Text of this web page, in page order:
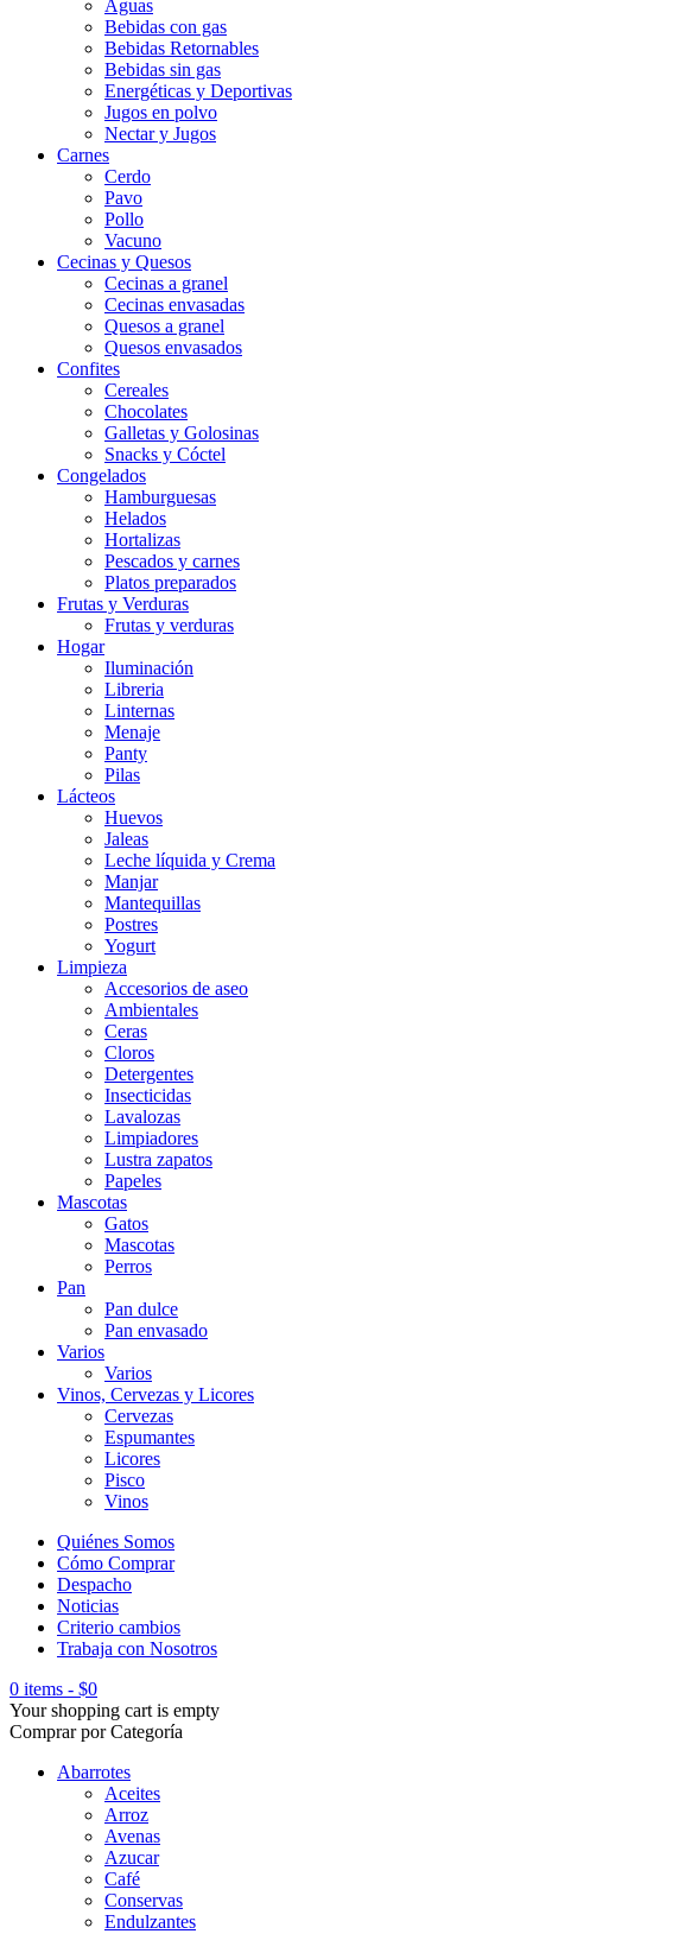
Aguas
Bebidas con gas
Bebidas Retornables
Bebidas sin gas
Energéticas y Deportivas
Jugos en polvo
Nectar y Jugos
Carnes
Cerdo
Pavo
Pollo
Vacuno
Cecinas y Quesos
Cecinas a granel
Cecinas envasadas
Quesos a granel
Quesos envasados
Confites
Cereales
Chocolates
Galletas y Golosinas
Snacks y Cóctel
Congelados
Hamburguesas
Helados
Hortalizas
Pescados y carnes
Platos preparados
Frutas y Verduras
Frutas y verduras
Hogar
Iluminación
Libreria
Linternas
Menaje
Panty
Pilas
Lácteos
Huevos
Jaleas
Leche líquida y Crema
Manjar
Mantequillas
Postres
Yogurt
Limpieza
Accesorios de aseo
Ambientales
Ceras
Cloros
Detergentes
Insecticidas
Lavalozas
Limpiadores
Lustra zapatos
Papeles
Mascotas
Gatos
Mascotas
Perros
Pan
Pan dulce
Pan envasado
Varios
Varios
Vinos, Cervezas y Licores
Cervezas
Espumantes
Licores
Pisco
Vinos
Quiénes Somos
Cómo Comprar
Despacho
Noticias
Criterio cambios
Trabaja con Nosotros
0 items - $0
Your shopping cart is empty
Comprar por Categoría
Abarrotes
Aceites
Arroz
Avenas
Azucar
Café
Conservas
Endulzantes